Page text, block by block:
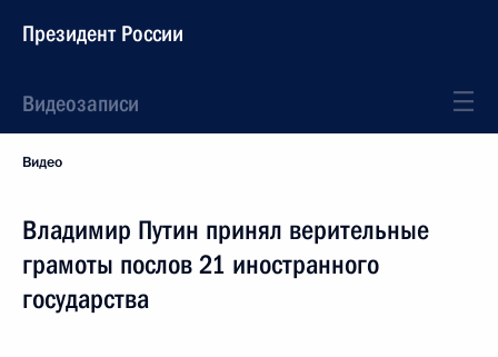
Президент России
Видеозаписи
Видео
Владимир Путин принял верительные
грамоты послов 21 иностранного
государства